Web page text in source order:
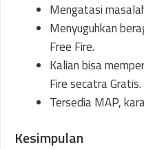
Mengatasi
Menyuguhkan
Free Fire.
Kalian bisa
Fire secatra Gratis.
Tersedia MAP,
Kesimpulan